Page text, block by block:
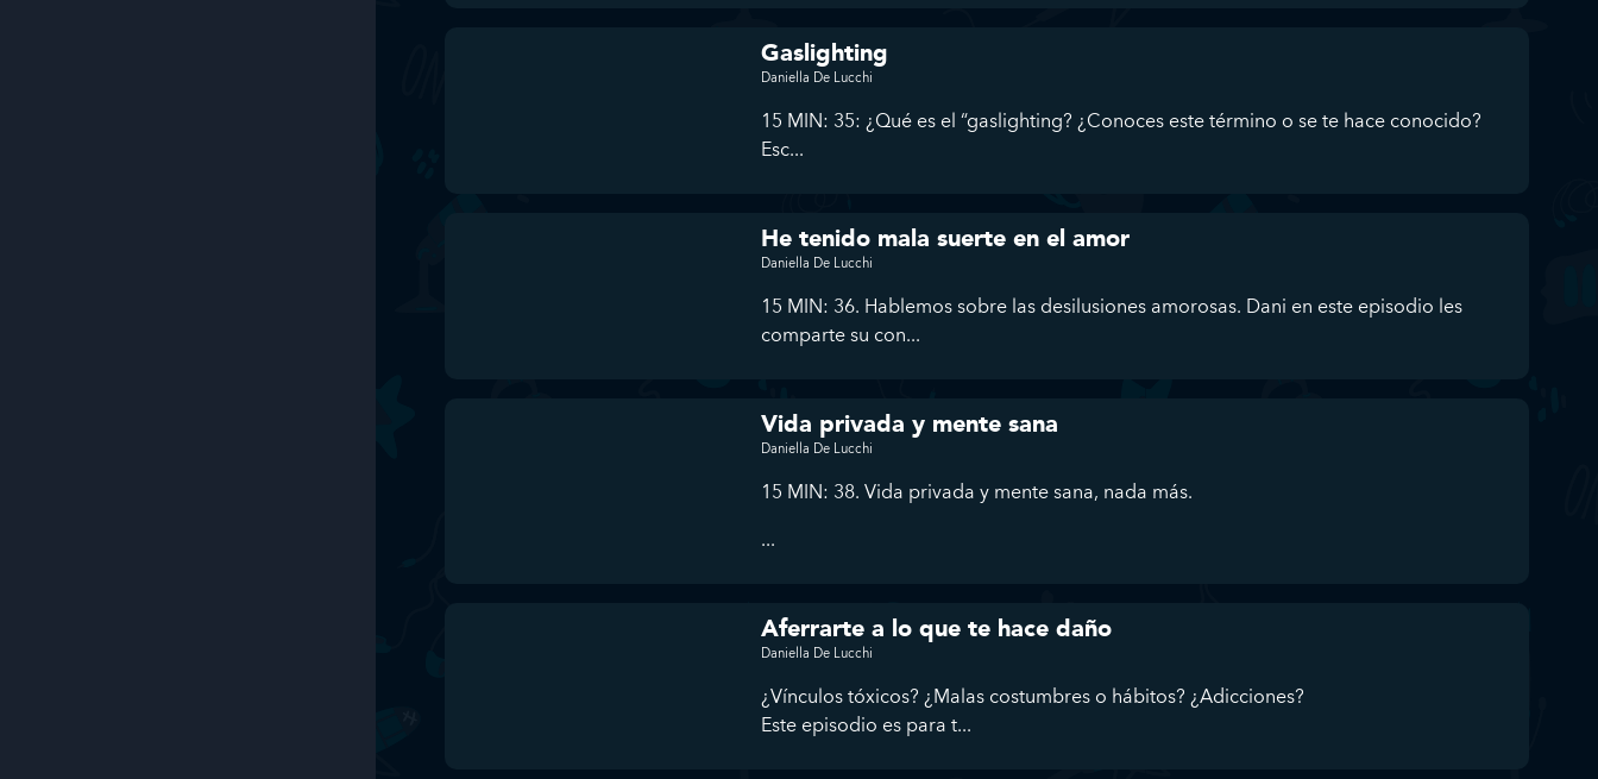
Gaslighting
Daniella De Lucchi
15 MIN: 35: ¿Qué es el “gaslighting? ¿Conoces este término o se te hace conocido?
Esc...
He tenido mala suerte en el amor
Daniella De Lucchi
15 MIN: 36. Hablemos sobre las desilusiones amorosas. Dani en este episodio les
comparte su con...
Vida privada y mente sana
Daniella De Lucchi
15 MIN: 38. Vida privada y mente sana, nada más.
...
Aferrarte a lo que te hace daño
Daniella De Lucchi
¿Vínculos tóxicos? ¿Malas costumbres o hábitos? ¿Adicciones?
Este episodio es para t...